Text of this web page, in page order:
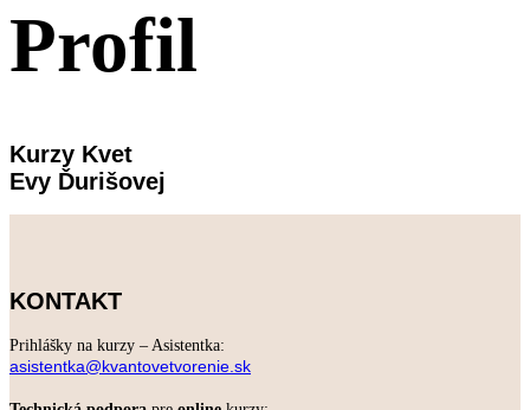
Profil
Kurzy Kvet
Evy Ďurišovej
KONTAKT
Prihlášky na kurzy – Asistentka:
asistentka@kvantovetvorenie.sk